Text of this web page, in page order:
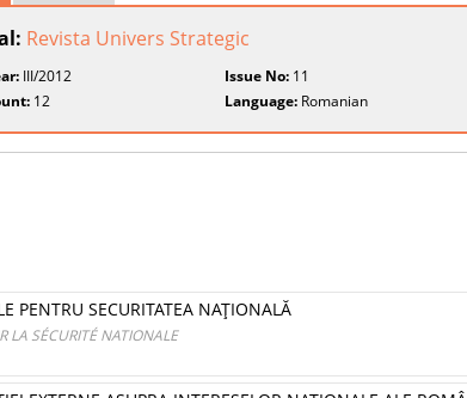
Revista Univers Strategic
III/2012 Issue No: 11
12 Language: Romanian
PENTRU SECURITATEA NAŢIONALĂ
LA SÉCURITÉ NATIONALE